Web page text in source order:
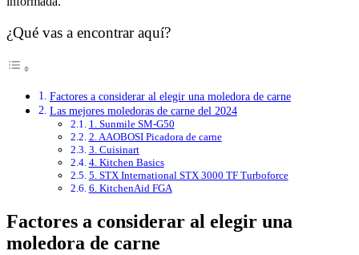
¿Qué vas a encontrar aquí?
Factores a considerar al elegir una moledora de carne
Las mejores moledoras de carne del 2024
1. Sunmile SM-G50
2. AAOBOSI Picadora de carne
3. Cuisinart
4. Kitchen Basics
5. STX International STX 3000 TF Turboforce
6. KitchenAid FGA
Factores a considerar al elegir una
moledora de carne